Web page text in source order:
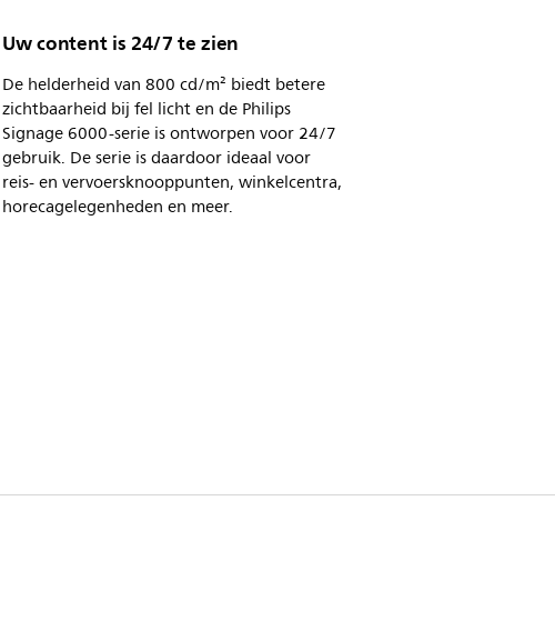
Uw content is 24/7 te zien
De helderheid van 800 cd/m² biedt betere
zichtbaarheid bij fel licht en de Philips
Signage 6000-serie is ontworpen voor 24/7
gebruik. De serie is daardoor ideaal voor
reis- en vervoersknooppunten, winkelcentra,
horecagelegenheden en meer.